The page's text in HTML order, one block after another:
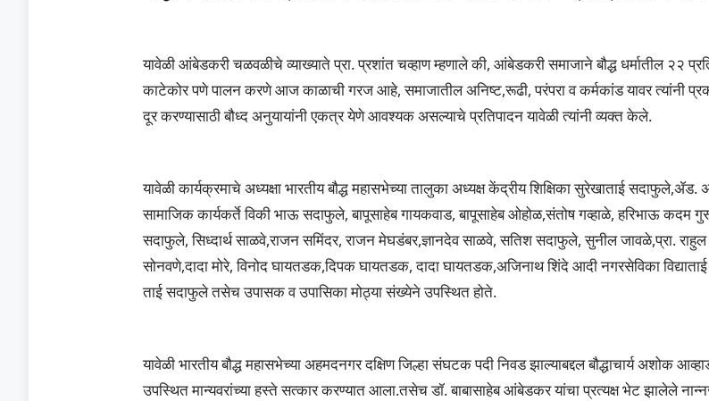
यावेळी आंबेडकरी चळवळीचे व्याख्याते प्रा. प्रशांत चव्हाण म्हणाले की, आंबेडकरी समाजाने बौद्ध धर्मातील २२
काटेकोर पणे पालन करणे आज काळाची गरज आहे, समाजातील अनिष्ट,रूढी, परंपरा व कर्मकांड यावर त्यांनी
दूर करण्यासाठी बौध्द अनुयायांनी एकत्र येणे आवश्यक असल्याचे प्रतिपादन यावेळी त्यांनी व्यक्त केले.
यावेळी कार्यक्रमाचे अध्यक्षा भारतीय बौद्ध महासभेच्या तालुका अध्यक्ष केंद्रीय शिक्षिका सुरेखाताई
सामाजिक कार्यकर्ते विकी भाऊ सदाफुले, बापूसाहेब गायकवाड, बापूसाहेब ओहोळ,संतोष गव्हाळे, हरिभाऊ कदम
सदाफुले, सिध्दार्थ साळवे,राजन समिंदर, राजन मेघडंबर,ज्ञानदेव साळवे, सतिश सदाफुले, सुनील जावळे,प्रा. राहुल
सोनवणे,दादा मोरे, विनोद घायतडक,दिपक घायतडक, दादा घायतडक,अजिनाथ शिंदे आदी नगरसेविका
ताई सदाफुले तसेच उपासक व उपासिका मोठ्या संख्येने उपस्थित होते.
यावेळी भारतीय बौद्ध महासभेच्या अहमदनगर दक्षिण जिल्हा संघटक पदी निवड झाल्याबद्दल बौद्धाचार्य अशोक
उपस्थित मान्यवरांच्या हस्ते सत्कार करण्यात आला.तसेच डॉ. बाबासाहेब आंबेडकर यांचा प्रत्यक्ष भेट झालेले